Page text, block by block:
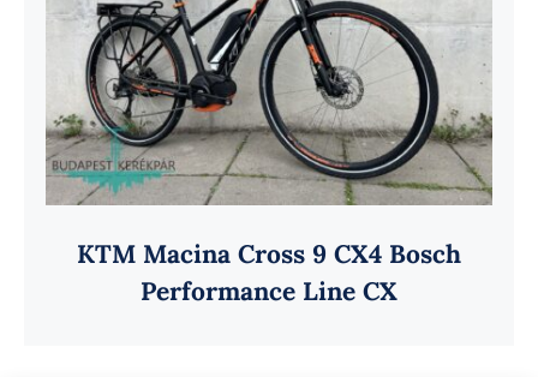
KTM Macina Cross 9 CX4 Bosch
Performance Line CX